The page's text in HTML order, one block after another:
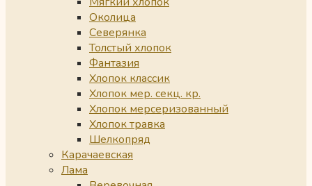
Околица
Северянка
Толстый хлопок
Фантазия
Хлопок классик
Хлопок мер. секц. кр.
Хлопок мерсеризованный
Хлопок травка
Шелкопряд
Карачаевская
Лама